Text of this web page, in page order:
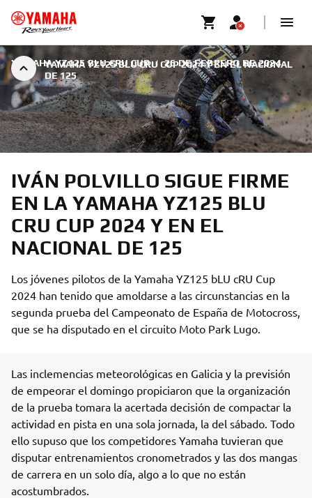
YAMAHA YZ125 BLU CRU CUP 2024 Y EN EL NACIONAL
DE 125
YAMAHA YZ125 BLU CRU CUP | 26 DE FEBRERO DE 2024
IVÁN POLVILLO SIGUE FIRME
EN LA YAMAHA YZ125 BLU
CRU CUP 2024 Y EN EL
NACIONAL DE 125
Los jóvenes pilotos de la Yamaha YZ125 bLU cRU Cup
2024 han tenido que amoldarse a las circunstancias en la
segunda prueba del Campeonato de España de Motocross,
que se ha disputado en el circuito Moto Park Lugo.
Las inclemencias meteorológicas en Galicia y la previsión
de empeorar el domingo propiciaron que la organización
de la prueba tomara la acertada decisión de compactar la
actividad en pista en una sola jornada, la del sábado. Todo
ello supuso que los competidores Yamaha tuvieran que
disputar entrenamientos cronometrados y las dos mangas
de carrera en un solo día, algo a lo que no están
acostumbrados.